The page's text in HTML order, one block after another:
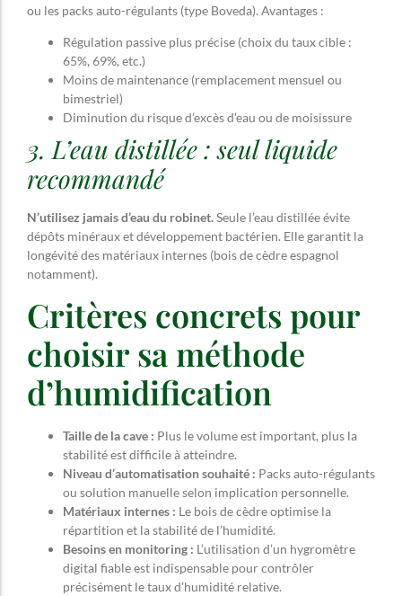
ou les packs auto-régulants (type Boveda). Avantages :
Régulation passive plus précise (choix du taux cible :
65%, 69%, etc.)
Moins de maintenance (remplacement mensuel ou
bimestriel)
Diminution du risque d’excès d’eau ou de moisissure
3. L’eau distillée : seul liquide
recommandé
N’utilisez jamais d’eau du robinet.Seule l’eau distillée évite
dépôts minéraux et développement bactérien. Elle garantit la
longévité des matériaux internes (bois de cèdre espagnol
notamment).
Critères concrets pour
choisir sa méthode
d’humidification
Taille de la cave : Plus le volume est important, plus la
stabilité est difficile à atteindre.
Niveau d’automatisation souhaité : Packs auto-régulants
ou solution manuelle selon implication personnelle.
Matériaux internes : Le bois de cèdre optimise la
répartition et la stabilité de l’humidité.
Besoins en monitoring : L’utilisation d’un hygromètre
digital fiable est indispensable pour contrôler
précisément le taux d’humidité relative.